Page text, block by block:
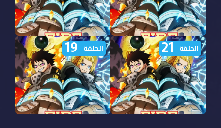
مشاهدة انمي Fire Force
الموسم الثالث الحلقة 23
مترجمة
مشاهدة انمي Fire Force
الموسم الثالث الحلقة 22
مترجمة
الحلقة 21 الحلقة 19